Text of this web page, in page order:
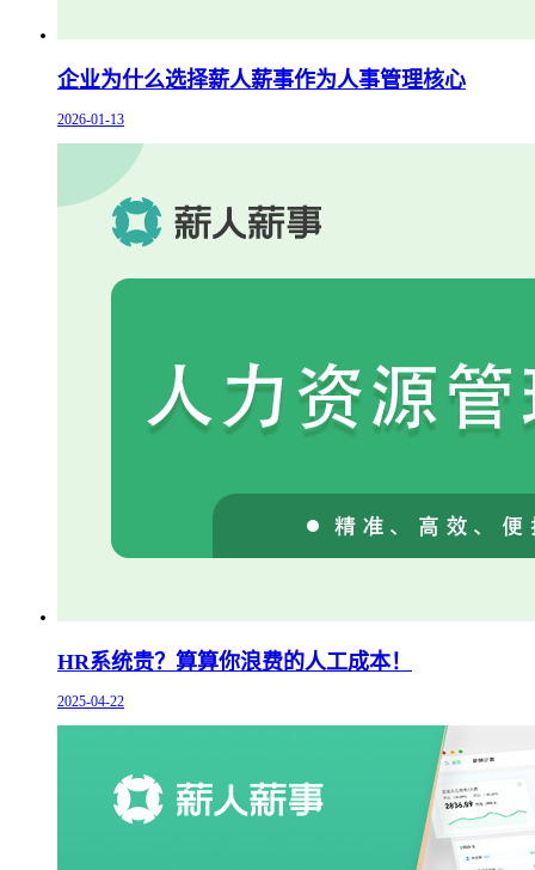
企业为什么选择薪人薪事作为人事管理核心
2026-01-13
HR系统贵？算算你浪费的人工成本！
2025-04-22